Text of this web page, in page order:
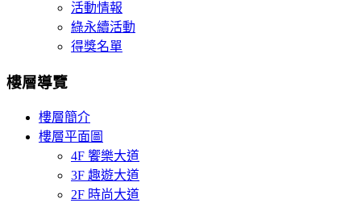
活動情報
綠永續活動
得獎名單
樓層導覽
樓層簡介
樓層平面圖
4F 饗樂大道
3F 趣遊大道
2F 時尚大道